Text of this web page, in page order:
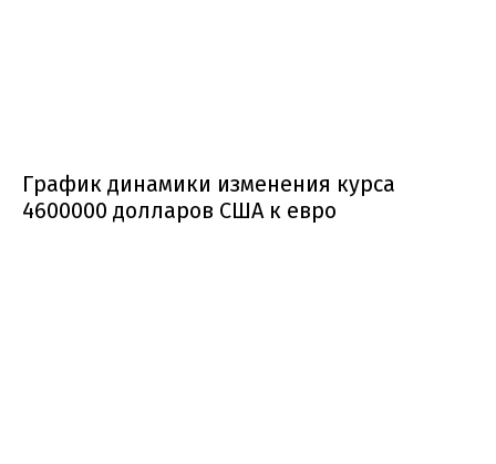
График динамики изменения курса
4600000 долларов США к евро